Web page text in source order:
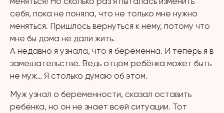
себя, пока не поняла, что не только мне нужно
меняться. Пришлось вернуться к нему, потому что
мне бы дома не дали жить.
А недавно я узнала, что я беременна. И теперь я в
замешательстве. Ведь отцом ребёнка может быть
не муж… Я столько думаю об этом.
Муж узнал о беременности, сказал оставить
ребёнка, но он не знает всей ситуации. Тот